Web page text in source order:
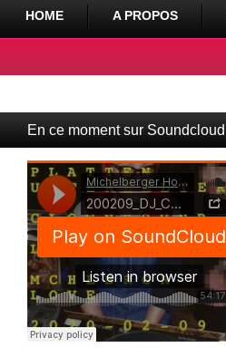
HOME A PROPOS
En ce moment sur Soundcloud